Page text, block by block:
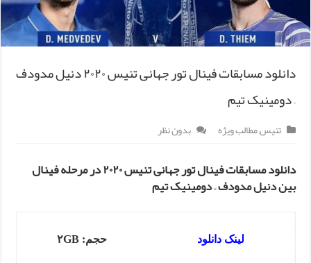
دانلود مسابقات فینال تور جهانی تنیس ۲۰۲۰ دنیل مدودف
– دومینیک تیم
تنیس,مطالب ویژه بدون نظر
دانلود مسابقات فینال تور جهانی تنیس ۲۰۲۰ در مرحله فینال
بین دنیل مدودف – دومینیک تیم
لینک دانلود حجم: ۲GB